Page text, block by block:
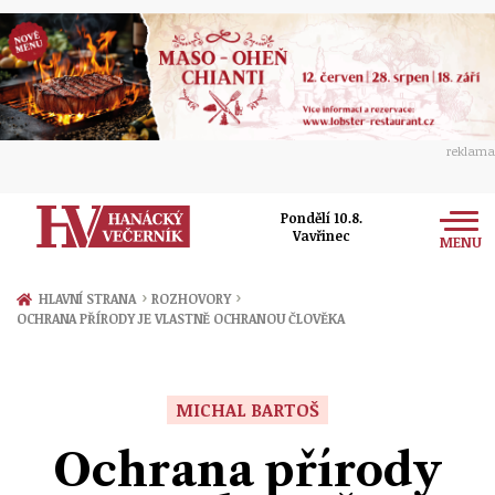
reklama
Pondělí 10.8.
Vavřinec
MENU
Zprávy
Přerov
Ekonomika
Ženy
Sport
HLAVNÍ STRANA › ROZHOVORY ›
OCHRANA PŘÍRODY JE VLASTNĚ OCHRANOU ČLOVĚKA
MICHAL BARTOŠ
Ochrana přírody